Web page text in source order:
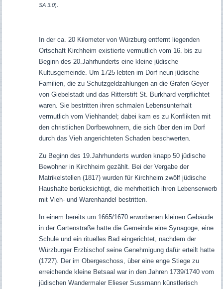
SA 3.0).
In der ca. 20 Kilometer von Würzburg entfernt liegenden
Ortschaft Kirchheim existierte vermutlich vom 16. bis zu
Beginn des 20.Jahrhunderts eine kleine jüdische
Kultusgemeinde. Um 1725 lebten im Dorf neun jüdische
Familien, die zu Schutzgeldzahlungen an die Grafen Geyer
von Giebelstadt und das Ritterstift St. Burkhard verpflichtet
waren. Sie bestritten ihren schmalen Lebensunterhalt
vermutlich vom Viehhandel; dabei kam es zu Konflikten mit
den christlichen Dorfbewohnern, die sich über den im Dorf
durch das Vieh angerichteten Schaden beschwerten.
Zu Beginn des 19.Jahrhunderts wurden knapp 50 jüdische
Bewohner in Kirchheim gezählt. Bei der Vergabe der
Matrikelstellen (1817) wurden für Kirchheim zwölf jüdische
Haushalte berücksichtigt, die mehrheitlich ihren Lebenserwerb
mit Vieh- und Warenhandel bestritten.
In einem bereits um 1665/1670 erworbenen kleinen Gebäude
in der Gartenstraße hatte die Gemeinde eine Synagoge, eine
Schule und ein rituelles Bad eingerichtet, nachdem der
Würzburger Erzbischof seine Genehmigung dafür erteilt hatte
(1727). Der im Obergeschoss, über eine enge Stiege zu
erreichende kleine Betsaal war in den Jahren 1739/1740 vom
jüdischen Wandermaler Elieser Sussmann künstlerisch